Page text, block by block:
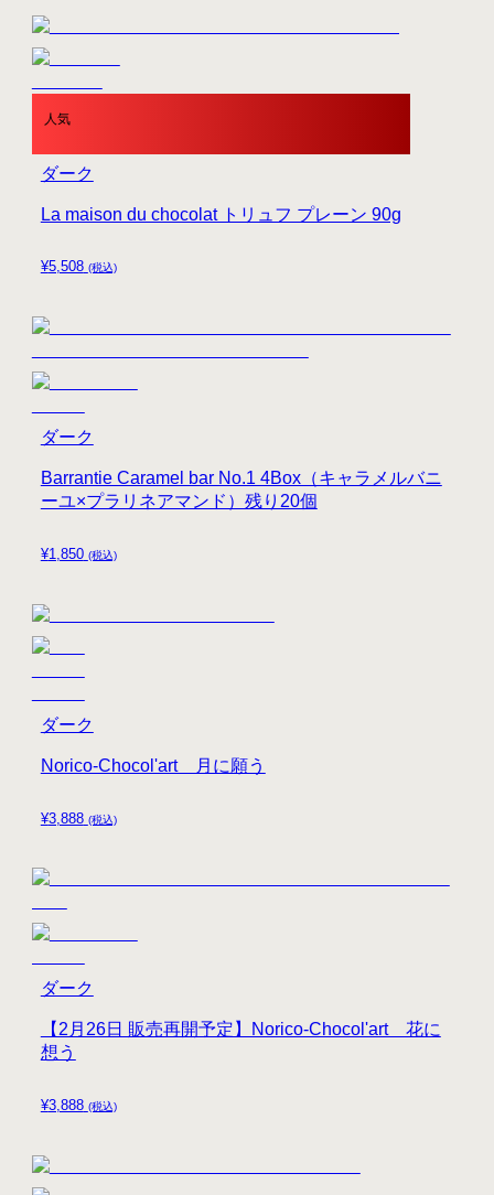
人気
¥5,508 (税込)
La maison du chocolat トリュフ プレーン 90g
ダーク
¥1,850 (税込)
Barrantie Caramel bar No.1 4Box（キャラメルバニ
ーユ×プラリネアマンド）残り20個
ダーク
¥3,888 (税込)
Norico-Chocol'art 月に願う
ダーク
¥3,888 (税込)
【2月26日 販売再開予定】Norico-Chocol'art 花に
想う
ダーク